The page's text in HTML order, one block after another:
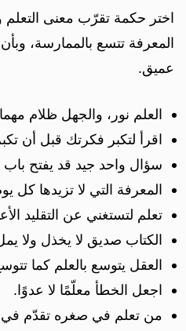
اختر حكمة تقرّب معنى التعلم
المعرفة تتسع بالممارسة،
عميق.
العلم نور، والجهل ظلام
اقرأ لتكبر فكرتك قبل أن
سؤال واحد جيد قد يفتح
المعرفة التي لا تزيدها
تعلم لتستغني عن التقليد
الكتاب صديق لا يخذل ولا
العقل يتوسع بالعلم كما
اجعل الخطأ معلّمًا لا عدوًا.
من تعلم في صغره تقدّم في